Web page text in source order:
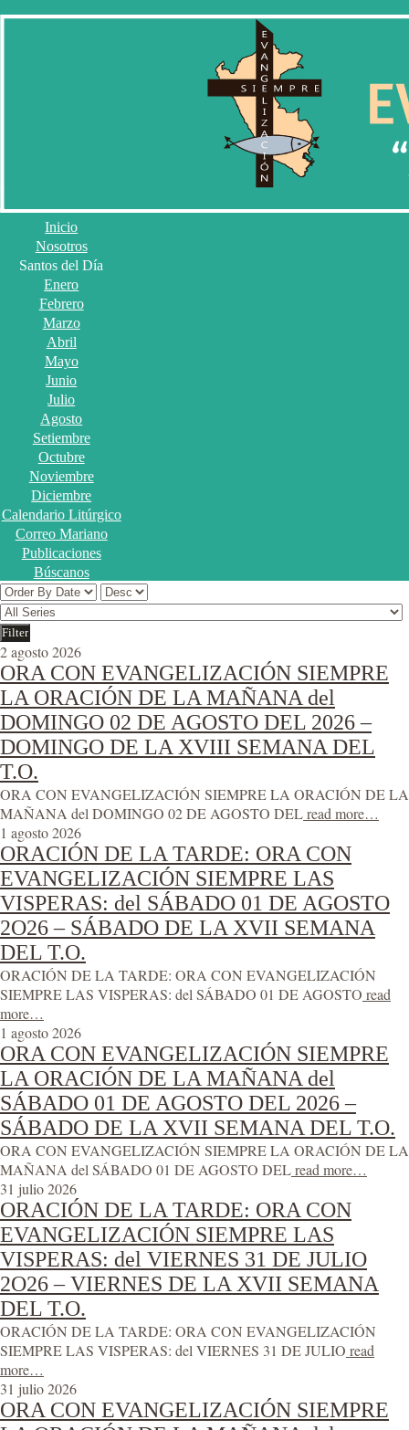
Inicio
Nosotros
Santos del Día
Enero
Febrero
Marzo
Abril
Mayo
Junio
Julio
Agosto
Setiembre
Octubre
Noviembre
Diciembre
Calendario Litúrgico
Correo Mariano
Publicaciones
Búscanos
2 agosto 2026
ORA CON EVANGELIZACIÓN SIEMPRE
LA ORACIÓN DE LA MAÑANA del
DOMINGO 02 DE AGOSTO DEL 2026 –
DOMINGO DE LA XVIII SEMANA DEL
T.O.
ORA CON EVANGELIZACIÓN SIEMPRE LA ORACIÓN DE LA
MAÑANA del DOMINGO 02 DE AGOSTO DELread more…
1 agosto 2026
ORACIÓN DE LA TARDE: ORA CON
EVANGELIZACIÓN SIEMPRE LAS
VISPERAS: del SÁBADO 01 DE AGOSTO
2O26 – SÁBADO DE LA XVII SEMANA
DEL T.O.
ORACIÓN DE LA TARDE: ORA CON EVANGELIZACIÓN
SIEMPRE LAS VISPERAS: del SÁBADO 01 DE AGOSTO read
more…
1 agosto 2026
ORA CON EVANGELIZACIÓN SIEMPRE
LA ORACIÓN DE LA MAÑANA del
SÁBADO 01 DE AGOSTO DEL 2026 –
SÁBADO DE LA XVII SEMANA DEL T.O.
ORA CON EVANGELIZACIÓN SIEMPRE LA ORACIÓN DE LA
MAÑANA del SÁBADO 01 DE AGOSTO DELread more…
31 julio 2026
ORACIÓN DE LA TARDE: ORA CON
EVANGELIZACIÓN SIEMPRE LAS
VISPERAS: del VIERNES 31 DE JULIO
2O26 – VIERNES DE LA XVII SEMANA
DEL T.O.
ORACIÓN DE LA TARDE: ORA CON EVANGELIZACIÓN
SIEMPRE LAS VISPERAS: del VIERNES 31 DE JULIO read
more…
31 julio 2026
ORA CON EVANGELIZACIÓN SIEMPRE